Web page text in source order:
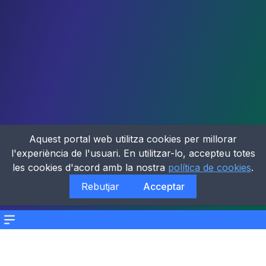
Menu
Aquest portal web utilitza cookies per millorar
l'experiència de l'usuari. En utilitzar-lo, accepteu totes
les cookies d'acord amb la nostra política de cookies.
Rebutjar
Acceptar